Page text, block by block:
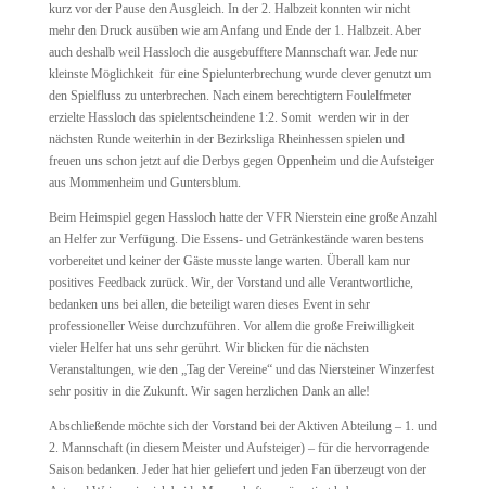
kurz vor der Pause den Ausgleich. In der 2. Halbzeit konnten wir nicht
mehr den Druck ausüben wie am Anfang und Ende der 1. Halbzeit. Aber
auch deshalb weil Hassloch die ausgebufftere Mannschaft war. Jede nur
kleinste Möglichkeit für eine Spielunterbrechung wurde clever genutzt um
den Spielfluss zu unterbrechen. Nach einem berechtigtern Foulelfmeter
erzielte Hassloch das spielentscheindene 1:2. Somit werden wir in der
nächsten Runde weiterhin in der Bezirksliga Rheinhessen spielen und
freuen uns schon jetzt auf die Derbys gegen Oppenheim und die Aufsteiger
aus Mommenheim und Guntersblum.
Beim Heimspiel gegen Hassloch hatte der VFR Nierstein eine große Anzahl
an Helfer zur Verfügung. Die Essens- und Getränkestände waren bestens
vorbereitet und keiner der Gäste musste lange warten. Überall kam nur
positives Feedback zurück. Wir, der Vorstand und alle Verantwortliche,
bedanken uns bei allen, die beteiligt waren dieses Event in sehr
professioneller Weise durchzuführen. Vor allem die große Freiwilligkeit
vieler Helfer hat uns sehr gerührt. Wir blicken für die nächsten
Veranstaltungen, wie den „Tag der Vereine“ und das Niersteiner Winzerfest
sehr positiv in die Zukunft. Wir sagen herzlichen Dank an alle!
Abschließende möchte sich der Vorstand bei der Aktiven Abteilung – 1. und
2. Mannschaft (in diesem Meister und Aufsteiger) – für die hervorragende
Saison bedanken. Jeder hat hier geliefert und jeden Fan überzeugt von der